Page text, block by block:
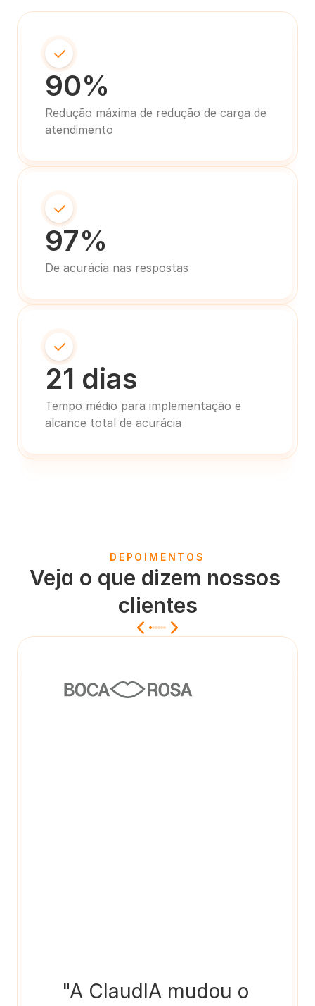
90%
Redução máxima de redução de carga de
atendimento
97%
De acurácia nas respostas
21 dias
Tempo médio para implementação e
alcance total de acurácia
DEPOIMENTOS
Veja o que dizem nossos
clientes
"A ClaudIA mudou o